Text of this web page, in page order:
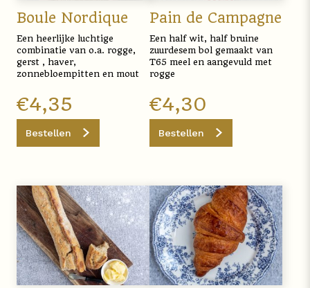
Boule Nordique
Een heerlijke luchtige
combinatie van o.a. rogge,
gerst , haver,
zonnebloempitten en mout
€4,35
Bestellen
Pain de Campagne
Een half wit, half bruine
zuurdesem bol gemaakt van
T65 meel en aangevuld met
rogge
€4,30
Bestellen